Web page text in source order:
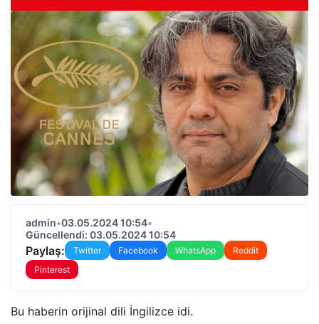
admin•03.05.2024 10:54•
Güncellendi: 03.05.2024 10:54
Paylaş: Twitter Facebook WhatsApp
Reddit
Pinterest
Bu haberin orijinal dili İngilizce idi.